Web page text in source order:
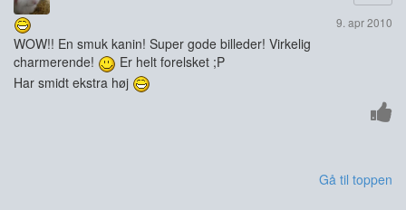
9. apr 2010
WOW!! En smuk kanin! Super gode billeder! Virkelig
charmerende!
Er helt forelsket ;P
Har smidt ekstra høj
Gå til toppen